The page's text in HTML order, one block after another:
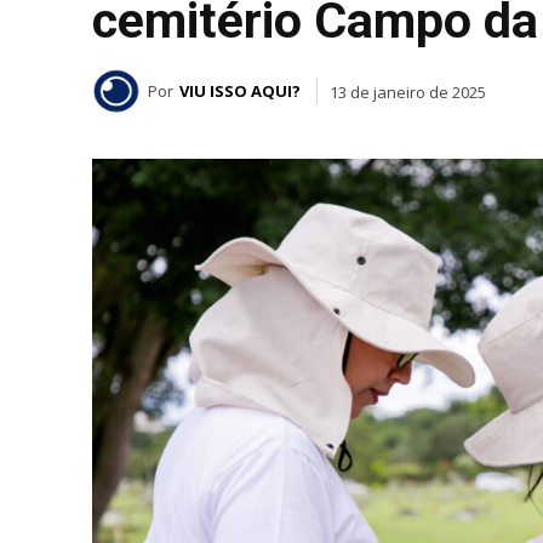
cemitério Campo
Por VIU ISSO AQUI? 13 de janeiro de 2025